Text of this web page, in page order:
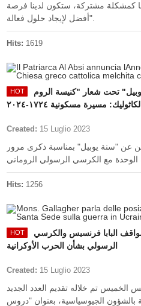
كمشكلة مشتركة، ستكون لدينا فرصة
أفضل لإيجاد حلول فعالة".
Hits: 1619
تحت شعار "كنيسة الروم
Created: 15 Luglio 2023
عن "سنة يوبيل" بمناسبة ذكرى مرور
Hits: 1256
البابا فرنسيس والكرسي
الرسولي بشأن الحرب الأوكرانية
Created: 15 Luglio 2023
تم خلاله تقديم العدد الجديد
بالشؤون الجيوسياسية، بعنوان "دروس